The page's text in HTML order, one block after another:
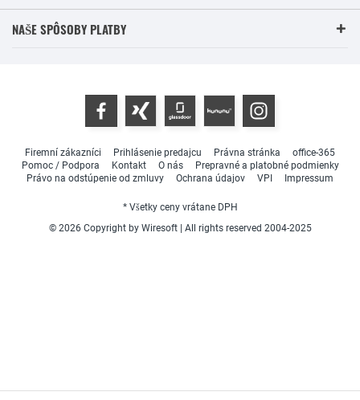
NAŠE SPÔSOBY PLATBY
Firemní zákazníci Prihlásenie predajcu Právna stránka
office-365
Pomoc / Podpora
Kontakt O nás
Prepravné a platobné podmienky
Právo na odstúpenie od zmluvy
Ochrana údajov VPI Impressum
* Všetky ceny vrátane DPH
© 2026 Copyright by Wiresoft | All rights reserved 2004-2025